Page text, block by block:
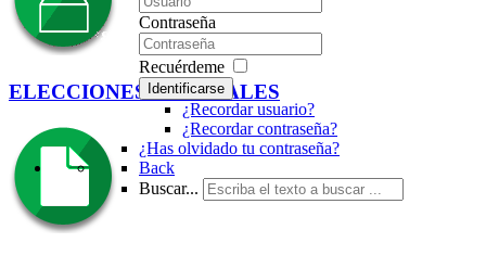
Contraseña
Recuérdeme
Identificarse
¿Recordar usuario?
¿Recordar contraseña?
¿Has olvidado tu contraseña?
Back
Buscar...
ELECCIONES SINDICALES